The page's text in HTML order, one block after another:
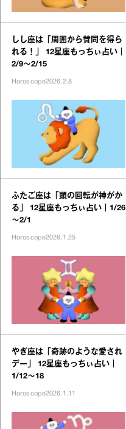
しし座は「周囲から賛同を得ら
れる！」 12星座もっちぃ占い｜
2/9～2/15
Horoscope2026.2.8
ふたご座は「頭の回転が神がか
る」 12星座もっちぃ占い｜1/26
～2/1
Horoscope2026.1.25
やぎ座は「奇跡のような愛され
デー」 12星座もっちぃ占い｜
1/12～18
Horoscope2026.1.11